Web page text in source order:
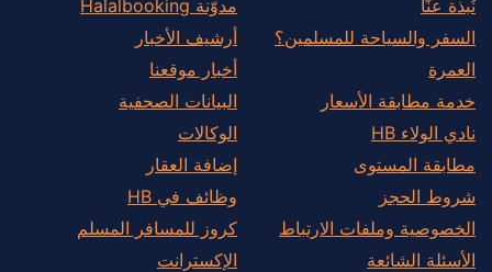
نُبذة عنّا
السفر والسياحة للمسلمين؟
العمرة
خدمة مطابقة الأسعار
نادي الولاء HB
مطابقة المستوى
شروط الحجز
الخصوصية وملفات الارتباط
الأسئلة الشائعة
مدوّنة Halalbooking
أرشيف الأخبار
أخبار موقعنا
البيانات الصحفية
الوكالات
إضافة العقار
وظائف في HB
كروز للمسافر المسلم
الإكسترانت